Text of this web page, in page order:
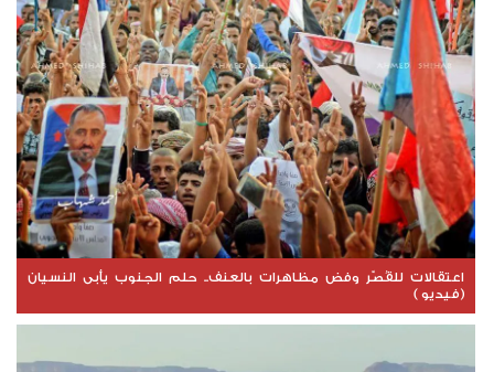
اعتقالات للقُصّر وفض مظاهرات بالعنف.. حلم الجنوب يأبى النسيان
(فيديو )